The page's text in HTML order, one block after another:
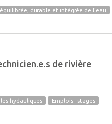
durable et intégrée de l'eau
de rivière
hydauliques
Emplois - stages